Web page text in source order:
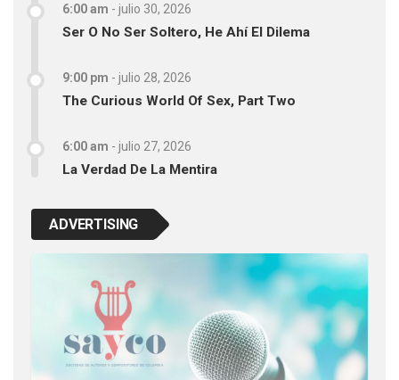
6:00 am - julio 30, 2026
Ser O No Ser Soltero, He Ahí El Dilema
9:00 pm - julio 28, 2026
The Curious World Of Sex, Part Two
6:00 am - julio 27, 2026
La Verdad De La Mentira
ADVERTISING